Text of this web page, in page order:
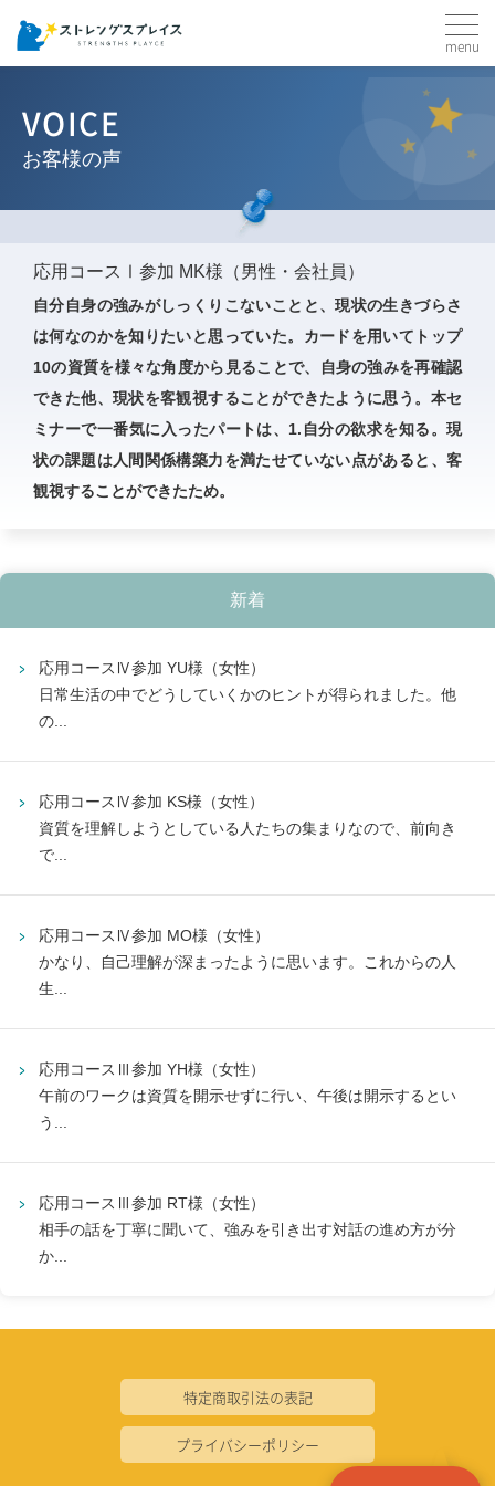
VOICE
お客様の声
応用コースⅠ参加 MK様（男性・会社員）
自分自身の強みがしっくりこないことと、現状の生きづらさ
は何なのかを知りたいと思っていた。カードを用いてトップ
10の資質を様々な角度から見ることで、自身の強みを再確認
できた他、現状を客観視することができたように思う。本セ
ミナーで一番気に入ったパートは、1.自分の欲求を知る。現
状の課題は人間関係構築力を満たせていない点があると、客
観視することができたため。
新着
応用コースⅣ参加 YU様（女性）
日常生活の中でどうしていくかのヒントが得られました。他
の...
応用コースⅣ参加 KS様（女性）
資質を理解しようとしている人たちの集まりなので、前向き
で...
応用コースⅣ参加 MO様（女性）
かなり、自己理解が深まったように思います。これからの人
生...
応用コースⅢ参加 YH様（女性）
午前のワークは資質を開示せずに行い、午後は開示するとい
う...
応用コースⅢ参加 RT様（女性）
相手の話を丁寧に聞いて、強みを引き出す対話の進め方が分
か...
特定商取引法の表記
プライバシーポリシー
menu